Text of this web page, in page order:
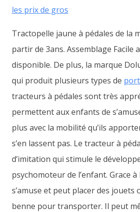
les prix de gros
Tractopelle jaune à pédales de la
partir de 3ans. Assemblage Facile
disponible. De plus, la marque
qui produit plusieurs types de
tracteurs à pédales sont très
permettent aux enfants de
plus avec la mobilité qu’ils
s’en lassent pas. Le tracteur à
d’imitation qui stimule le
psychomoteur de l’enfant. Grace
s’amuse et peut placer des jouets
benne pour transporter. Il peut